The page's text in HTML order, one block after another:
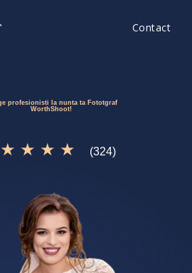
Contact
profesionisti la nunta ta Fototgraf
WorthShoot!
★ ★ ★ (324)